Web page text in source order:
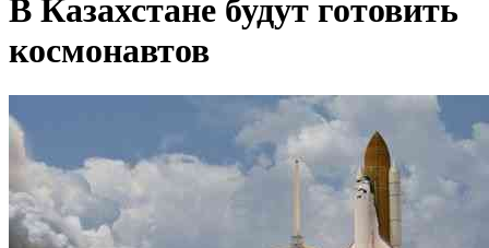
В Казахстане будут готовить
космонавтов